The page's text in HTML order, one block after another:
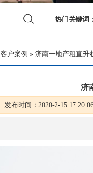
热门关键词
客户案例 » 济南一地产租直升
济
发布时间：2020-2-15